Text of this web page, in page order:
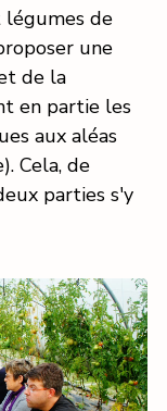
légumes de
une
de la
en partie les
aux aléas
Cela, de
parties s'y